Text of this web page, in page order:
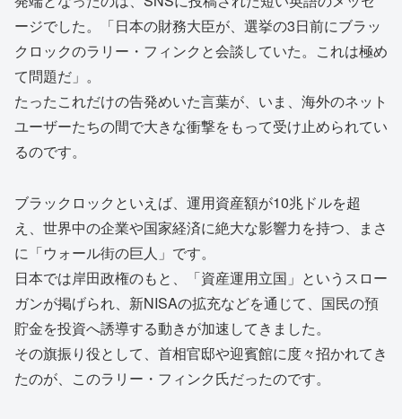
ージでした。「日本の財務大臣が、選挙の3日前にブラッ
クロックのラリー・フィンクと会談していた。これは極め
て問題だ」。
たったこれだけの告発めいた言葉が、いま、海外のネット
ユーザーたちの間で大きな衝撃をもって受け止められてい
るのです。
ブラックロックといえば、運用資産額が10兆ドルを超
え、世界中の企業や国家経済に絶大な影響力を持つ、まさ
に「ウォール街の巨人」です。
日本では岸田政権のもと、「資産運用立国」というスロー
ガンが掲げられ、新NISAの拡充などを通じて、国民の預
貯金を投資へ誘導する動きが加速してきました。
その旗振り役として、首相官邸や迎賓館に度々招かれてき
たのが、このラリー・フィンク氏だったのです。